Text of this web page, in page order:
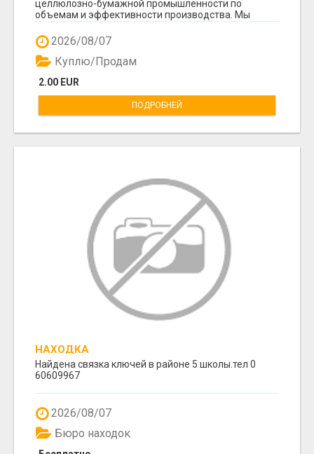
целлюлозно-бумажной промышленности по
объемам и эффективности производства. Мы
2026/08/07
2.00 EUR
Куплю/Продам
ПОДРОБНЕЙ
НАХОДКА
Найдена связка ключей в районе 5 школы.тел 0
60609967
2026/08/07
Бюро находок